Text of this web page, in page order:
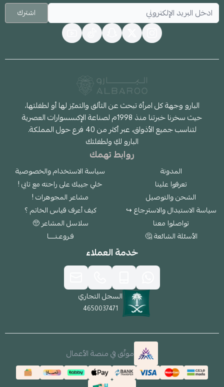
اشترك
البارو وجهة كل امرأة تبحث عن التألق والتميّز لها أو لطفلتها،
حيث سخرنا خبرتنا منذ 1998م لصناعة الإكسسوارات العصرية
لتناسب جميع الأذواق، عبر أكثر من 40 فرع حول المملكة.
البارو لكِ ولطفلتك
روابط تهمك
المدونة
تعرفوا علينا
الشحن والتوصيل
سياسة الاستبدال والاسترجاع ↪
تواصلوا معنا
الأسئلة الشائعة 🤔
سياسة الاستخدام والخصوصية
خلي جيبك على راحته مع تابي !
مشاعر المجوهرات !
كيف أعرف قياس الخاتم ؟
سلاسل المشاعر 🥺
فـروعـنــــا
خدمة العملاء
السجل التجاري
4650037471
موثّق في منصة الأعمال